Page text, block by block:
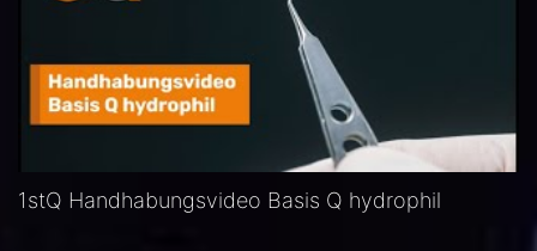
1stQ Handhabungsvideo Basis Q hydrophil